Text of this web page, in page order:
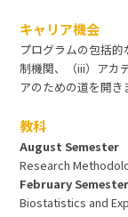
キャリア機会
プログラムの包括
制機関、（iii）アカ
アのための道を開き
教科
August Semester
Research
February Semester
Biostatistics and